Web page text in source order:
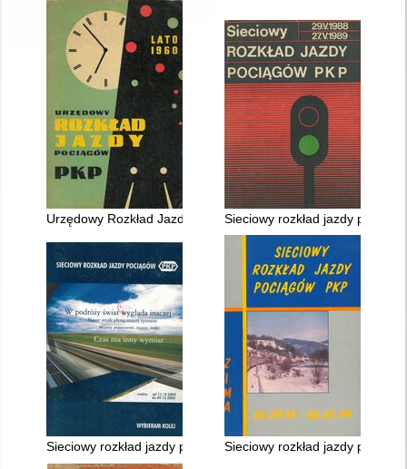
Urzędowy Rozkład Jazdy ważny 29.V. - 1.X.1960 r
Sieciowy rozkład jazdy
Sieciowy rozkład jazdy pociągów ważny 11.XII.2005 -
Sieciowy rozkład jazdy